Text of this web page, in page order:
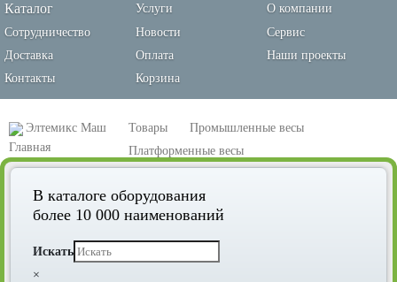
Каталог Услуги
О компании
Сотрудничество
Новости
Сервис
Доставка
Оплата
Наши проекты
Контакты
Корзина
Элтемикс Маш Товары
Промышленные весы
Платформенные весы
Весы платформенные электронные «Эльтон» 150
В каталоге оборудования
более 10 000 наименований
Искать
×